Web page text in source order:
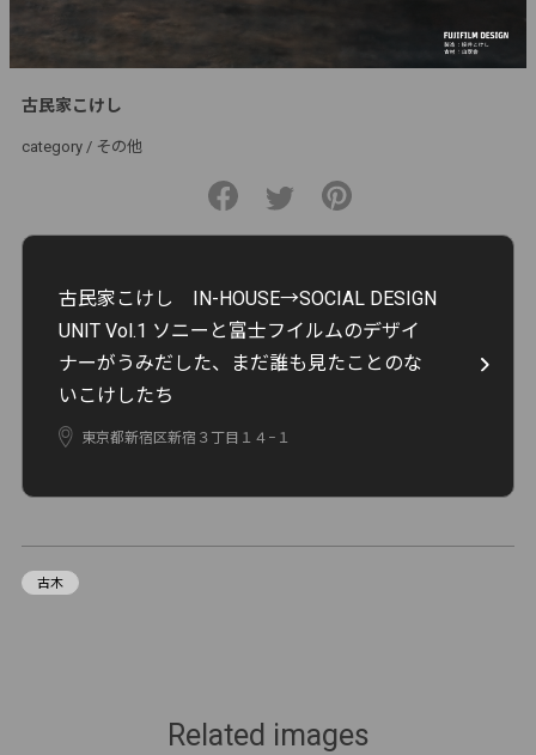
古民家こけし
category / その他
古民家こけし IN-HOUSE→SOCIAL DESIGN
UNIT Vol.1 ソニーと富士フイルムのデザイ
ナーがうみだした、まだ誰も見たことのな
いこけしたち
東京都新宿区新宿３丁目１４−１
古木
Related images